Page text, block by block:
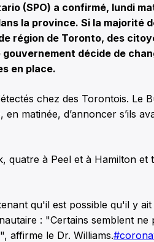
(SPO) a confirmé, lundi
la province. Si la majorité
région de Toronto, des
décide de
en place.
chez des Torontois. Le
matinée, d’annoncer s’ils
quatre à Peel et à Hamilton et
qu'il est possible qu'il y ait
: "Certains semblent ne
affirme le Dr. Williams.